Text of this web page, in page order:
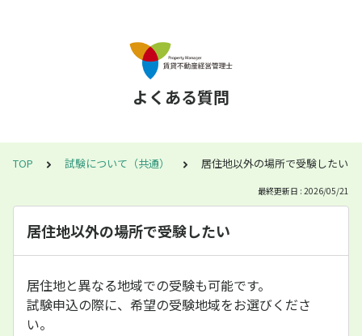
よくある質問
TOP 試験について（共通） 居住地以外の場所で受験したい
最終更新日 : 2026/05/21
居住地以外の場所で受験したい
居住地と異なる地域での受験も可能です。
試験申込の際に、希望の受験地域をお選びくださ
い。